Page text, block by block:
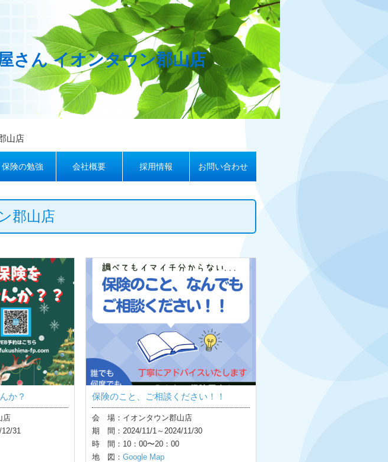
さん イオンタウン郡山店
山店
保険の勉強 会社概要 採用情報 お問い合わせ
郡山店
か？
店
31
保険のこと、ご相談ください！！
会 場：イオンタウン郡山店
期 間：2024/11/1～2024/11/30
時 間：10：00〜20：00
地 図： Google Map